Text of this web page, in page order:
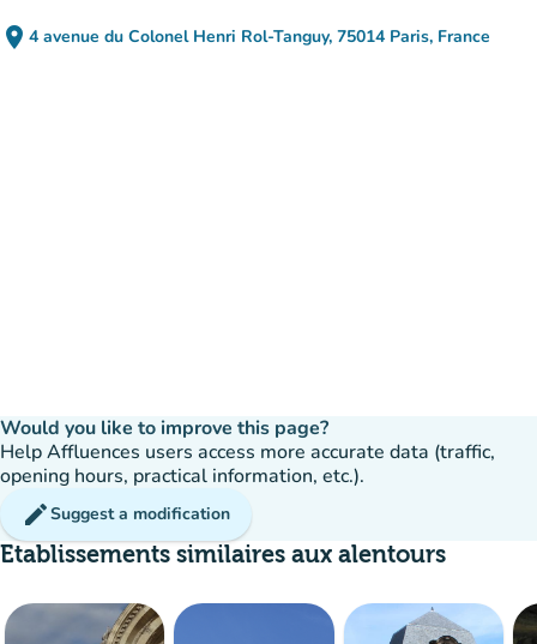
place 4 avenue du Colonel Henri Rol-Tanguy, 75014 Paris, France
(open in Google Maps)
(new tab)
Would you like to improve this page?
Help Affluences users access more accurate data (traffic,
opening hours, practical information, etc.).
editSuggest a modification
Etablissements similaires aux alentours